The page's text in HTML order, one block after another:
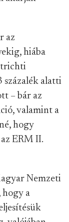
az
hiába
százalék alatti
– bár az
valamint a
hogy
ERM II.
Nemzeti
a